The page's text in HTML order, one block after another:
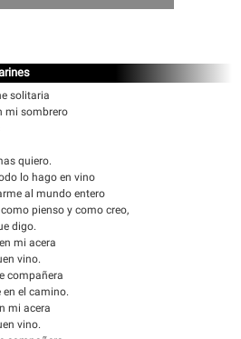
solitaria
mi sombrero
quiero.
lo hago en vino
al mundo entero
pienso y como creo,
digo.
mi acera
vino.
compañera
el camino.
mi acera
vino.